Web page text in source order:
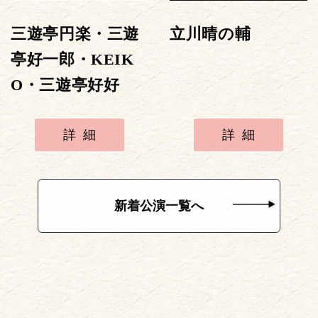
三遊亭円楽・三遊
亭好一郎・KEIK
O・三遊亭好好
詳細
立川晴の輔
詳細
新着公演一覧へ